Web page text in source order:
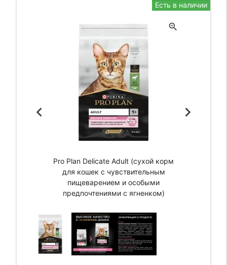
Есть в наличии
Pro Plan Delicate Adult (сухой корм
для кошек с чувствительным
пищеварением и особыми
предпочтениями с ягненком)